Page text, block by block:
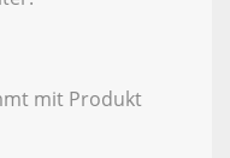
mit Produkt